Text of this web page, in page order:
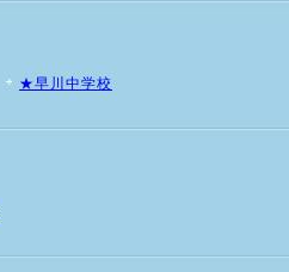
★早川中学校